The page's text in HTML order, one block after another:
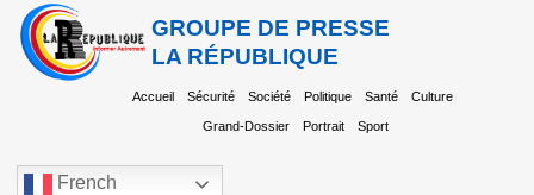
GROUPE DE PRESSE
LA RÉPUBLIQUE
Accueil Sécurité Société Politique Santé Culture
Grand-Dossier Portrait Sport
French